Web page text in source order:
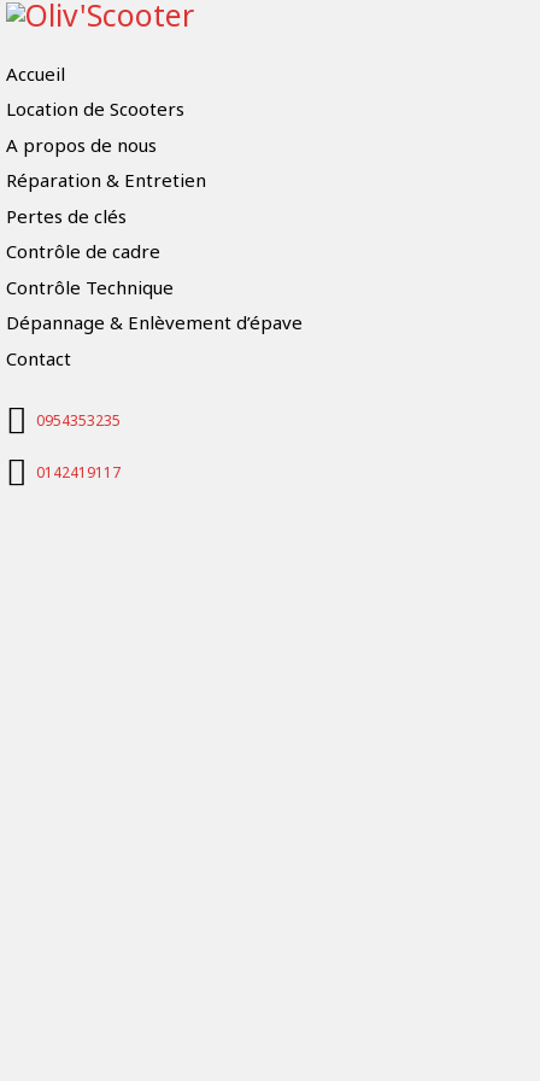
Accueil
Location de Scooters
A propos de nous
Réparation & Entretien
Pertes de clés
Contrôle de cadre
Contrôle Technique
Dépannage & Enlèvement d’épave
Contact
0954353235
0142419117